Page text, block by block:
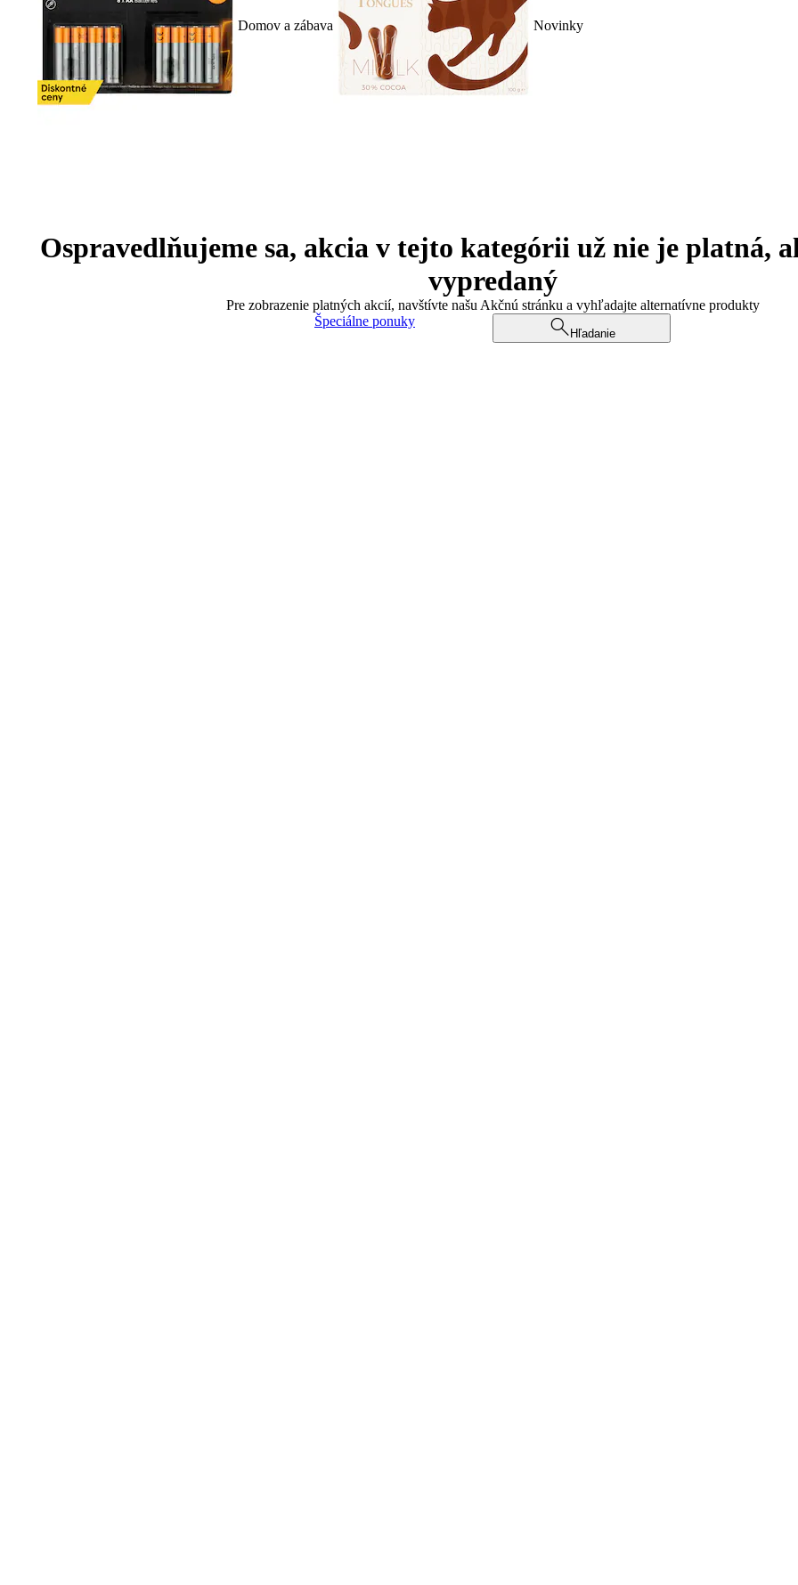
Domov a zábava Novinky
Ospravedlňujeme sa, akcia v tejto kategórii už nie je platná,
vypredaný
Pre zobrazenie platných akcií, navštívte našu Akčnú stránku a vyhľadajte alternatívne produkty
Špeciálne ponuky
Hľadanie